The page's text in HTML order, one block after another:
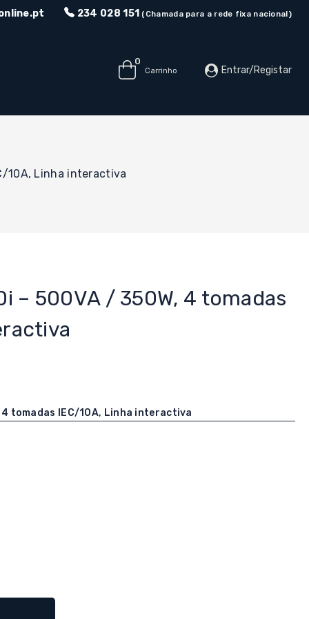
234 028 151 (Chamada para a rede fixa nacional)
0
Carrinho Entrar/Registar
10A, Linha interactiva
– 500VA / 350W, 4 tomadas
4 tomadas IEC/10A, Linha interactiva